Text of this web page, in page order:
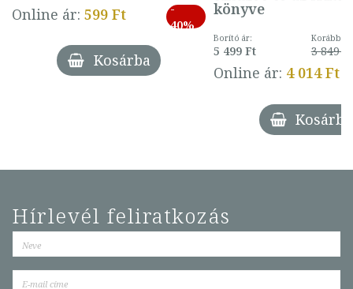
Online ár: 599 Ft
-
40%
Kosárba
könyve
Borító ár:
5 499 Ft
Korábbi
3 849 Ft
Online ár: 4 014 Ft
Kosárba
Hírlevél feliratkozás